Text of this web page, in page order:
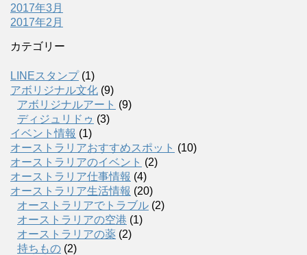
2017年3月
2017年2月
カテゴリー
LINEスタンプ(1)
アボリジナル文化 (9)
アボリジナルアート (9)
ディジュリドゥ (3)
イベント情報 (1)
オーストラリアおすすめスポット (10)
オーストラリアのイベント (2)
オーストラリア仕事情報 (4)
オーストラリア生活情報 (20)
オーストラリアでトラブル (2)
オーストラリアの空港 (1)
オーストラリアの薬 (2)
持ちもの (2)